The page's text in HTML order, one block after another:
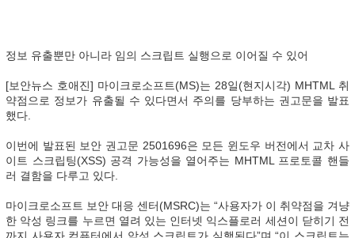
정보 유출뿐만 아니라 임의 스크립트 실행으로 이어질 수 있어
[보안뉴스 호애진] 마이크로소프트(MS)는 28일(현지시각) MHTML 취
약점으로 정보가 유출될 수 있다면서 주의를 당부하는 권고문을 발표
했다.
이번에 발표된 보안 권고문 2501696은 모든 윈도우 버전에서 교차 사
이트 스크립팅(XSS) 공격 가능성을 열어주는 MHTML 프로토콜 핸들
러 결함을 다루고 있다.
마이크로소프트 보안 대응 센터(MSRC)는 “사용자가 이 취약점을 겨냥
한 악성 링크를 누르면 열려 있는 인터넷 익스플로러 세션이 닫히기 전